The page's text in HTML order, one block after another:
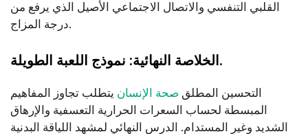
القلبي التنفسي والاتصال الاجتماعي الأصيل الذي يرفع من
درجة المزاج.
الخلاصة النهائية: نموذج اللعبة الطويلة.
التحسين المطلق صحة الإنسان يتطلب تجاوز المفاهيم
المبسطة لحساب السعرات الحرارية التعسفية والإرهاق
الشديد وغير المستدام. الدرس النهائي لمشهد اللياقة البدنية